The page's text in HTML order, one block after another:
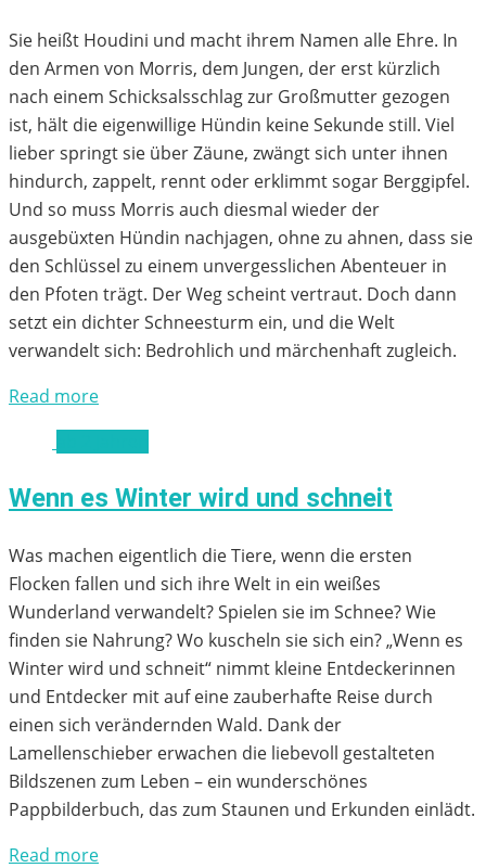
Sie heißt Houdini und macht ihrem Namen alle Ehre. In
den Armen von Morris, dem Jungen, der erst kürzlich
nach einem Schicksalsschlag zur Großmutter gezogen
ist, hält die eigenwillige Hündin keine Sekunde still. Viel
lieber springt sie über Zäune, zwängt sich unter ihnen
hindurch, zappelt, rennt oder erklimmt sogar Berggipfel.
Und so muss Morris auch diesmal wieder der
ausgebüxten Hündin nachjagen, ohne zu ahnen, dass sie
den Schlüssel zu einem unvergesslichen Abenteuer in
den Pfoten trägt. Der Weg scheint vertraut. Doch dann
setzt ein dichter Schneesturm ein, und die Welt
verwandelt sich: Bedrohlich und märchenhaft zugleich.
Read more
Wenn es Winter wird und schneit
Was machen eigentlich die Tiere, wenn die ersten
Flocken fallen und sich ihre Welt in ein weißes
Wunderland verwandelt? Spielen sie im Schnee? Wie
finden sie Nahrung? Wo kuscheln sie sich ein? „Wenn es
Winter wird und schneit“ nimmt kleine Entdeckerinnen
und Entdecker mit auf eine zauberhafte Reise durch
einen sich verändernden Wald. Dank der
Lamellenschieber erwachen die liebevoll gestalteten
Bildszenen zum Leben – ein wunderschönes
Pappbilderbuch, das zum Staunen und Erkunden einlädt.
Read more